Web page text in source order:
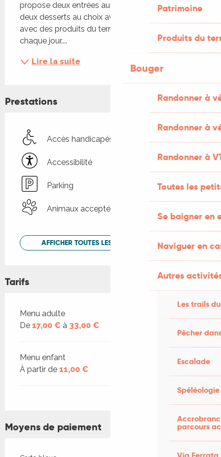
Patrimoine
Produits du
Bouger
Randonner à
Randonner à
Randonner à
Toutes les
Se baigner en
Naviguer en
Autres
Les trails
Pêcher
Escalade
Spéléologie
parcours
propose deux entrées au choix, le plat du jour,
deux desserts au choix avec le café. Ses plats,
avec des produits du terroir local, seront différents
chaque jour....
Lire la suite
Prestations
Accès handicapés
Accessibilité
Parking
Animaux acceptés
AFFICHER TOUTES LES PRESTATIONS
Tarifs
Tarifs 2026
Menu adulte
De 17,00 € à 33,00 €
Menu enfant
À partir de 11,00 €
Moyens de paiement